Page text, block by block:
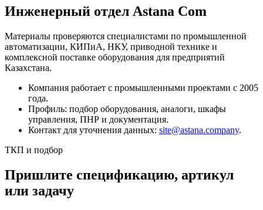
Инженерный отдел Astana Com
Материалы проверяются специалистами по промышленной
автоматизации, КИПиА, НКУ, приводной технике и
комплексной поставке оборудования для предприятий
Казахстана.
Компания работает с промышленными проектами с 2005
года.
Профиль: подбор оборудования, аналоги, шкафы
управления, ПНР и документация.
Контакт для уточнения данных: site@astana.company.
ТКП и подбор
Пришлите спецификацию, артикул
или задачу